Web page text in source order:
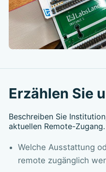
Erzählen Sie
Beschreiben Sie
aktuellen Remote-Zugang.
Welche Ausstattung
remote zugänglich